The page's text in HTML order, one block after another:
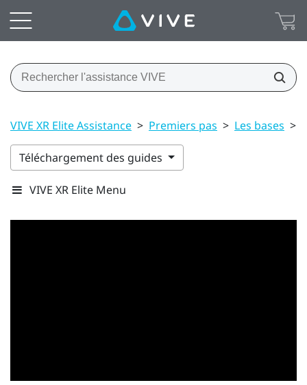
VIVE XR Elite Assistance > Premiers pas > Les bases >
Téléchargement des guides
VIVE XR Elite Menu